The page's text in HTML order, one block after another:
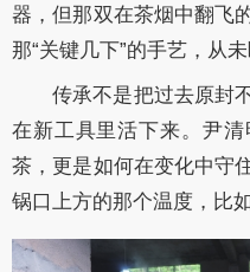
器，但那双在茶烟中翻飞
那“关键几下”的手艺，从未
传承不是把过去原封
在新工具里活下来。尹
茶，更是如何在变化中
锅口上方的那个温度，比